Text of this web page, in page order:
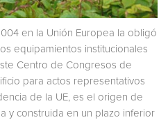
en la Unión Europea la obligó
equipamientos institucionales
Centro de Congresos de
para actos representativos
de la UE, es el origen de
y construida en un plazo inferior